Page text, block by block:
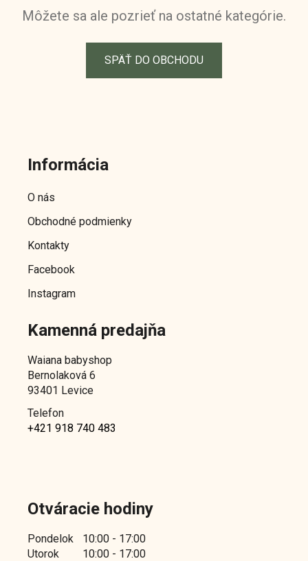
Môžete sa ale pozrieť na ostatné kategórie.
SPÄŤ DO OBCHODU
Informácia
O nás
Obchodné podmienky
Kontakty
Facebook
Instagram
Kamenná predajňa
Waiana babyshop
Bernolaková 6
93401 Levice
Telefon
+421 918 740 483
Otváracie hodiny
Pondelok
10:00 - 17:00
Utorok
10:00 - 17:00